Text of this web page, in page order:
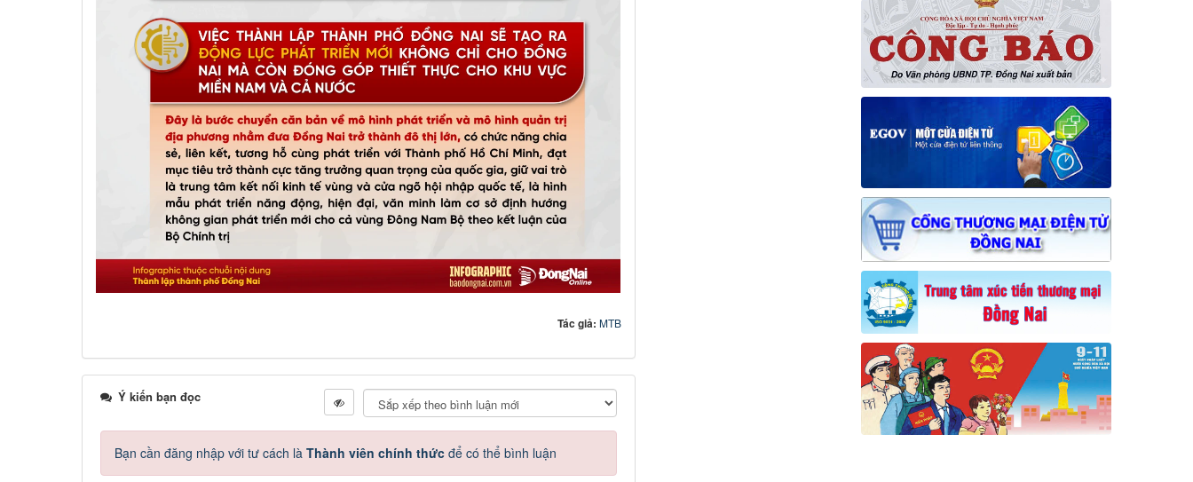
Tác giả: MTB
Ý kiến bạn đọc
Bạn cần đăng nhập với tư cách là Thành viên chính thức để có thể bình luận